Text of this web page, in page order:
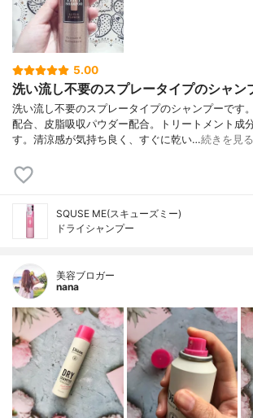
5.00
洗い流し不要のスプレータイプのシャン
洗い流し不要のスプレータイプのシャンプーです
配合、皮脂吸収パウダー配合。トリートメント成
す。清涼感が気持ち良く、すぐに乾い…続きを見る
SQUSE ME(スキューズミー)
ドライシャンプー
美容ブロガー
nana